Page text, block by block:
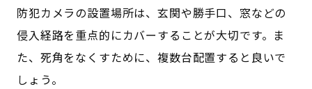
防犯カメラの設置場所は、玄関や勝手口、窓などの
侵入経路を重点的にカバーすることが大切です。ま
た、死角をなくすために、複数台配置すると良いで
しょう。